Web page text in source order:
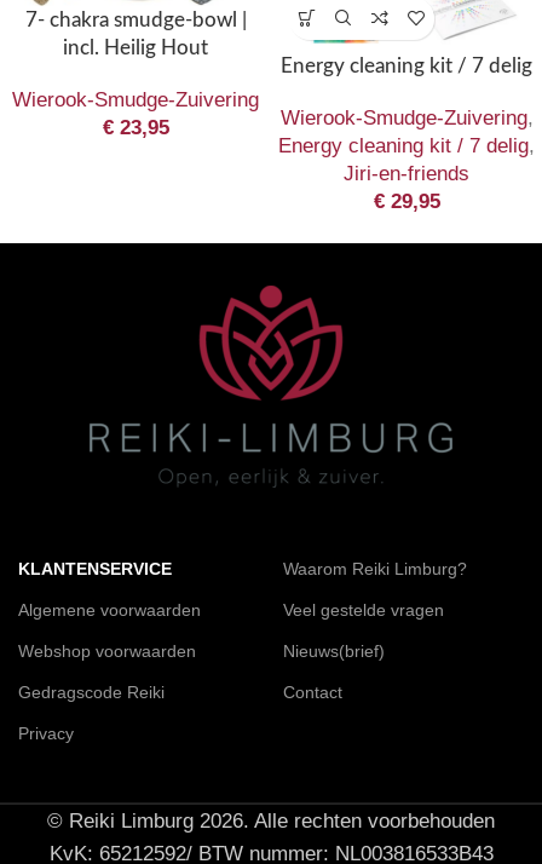
7- chakra smudge-bowl |
incl. Heilig Hout
Wierook-Smudge-Zuivering
€23,95
Energy cleaning kit / 7 delig
Wierook-Smudge-Zuivering,
Energy cleaning kit / 7 delig,
Jiri-en-friends
€29,95
KLANTENSERVICE
Algemene voorwaarden
Webshop voorwaarden
Gedragscode Reiki
Privacy
Waarom Reiki Limburg?
Veel gestelde vragen
Nieuws(brief)
Contact
© Reiki Limburg 2026. Alle rechten voorbehouden
KvK: 65212592/ BTW nummer: NL003816533B43